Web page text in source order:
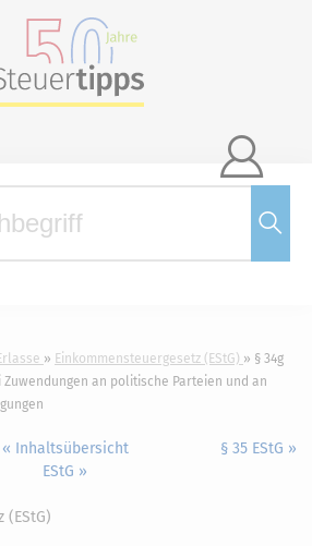

Einkommensteuergesetz (EStG)
§ 34g
Zuwendungen an politische Parteien und an
« Inhaltsübersicht
EStG »
§ 35 EStG »
(EStG)